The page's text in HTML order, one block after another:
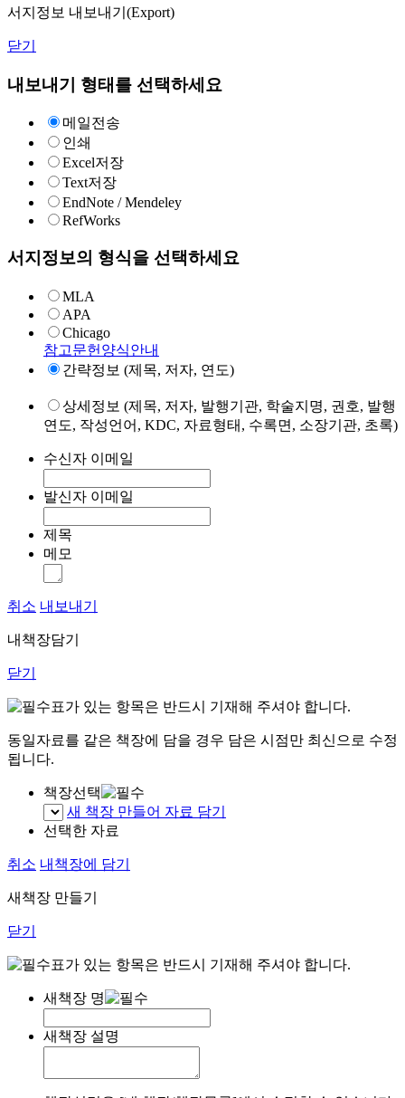
서지정보 내보내기(Export)
닫기
내보내기 형태를 선택하세요
메일전송
인쇄
Excel저장
Text저장
EndNote / Mendeley
RefWorks
서지정보의 형식을 선택하세요
MLA
APA
Chicago
참고문헌양식안내
간략정보 (제목, 저자, 연도)
상세정보 (제목, 저자, 발행기관, 학술지명, 권호, 발행
연도, 작성언어, KDC, 자료형태, 수록면, 소장기관, 초록)
수신자 이메일
발신자 이메일
제목
메모
취소 내보내기
내책장담기
닫기
표가 있는 항목은 반드시 기재해 주셔야 합니다.
동일자료를 같은 책장에 담을 경우 담은 시점만 최신으로 수정
됩니다.
책장선택
새 책장 만들어 자료 담기
선택한 자료
취소 내책장에 담기
새책장 만들기
닫기
표가 있는 항목은 반드시 기재해 주셔야 합니다.
새책장 명
새책장 설명